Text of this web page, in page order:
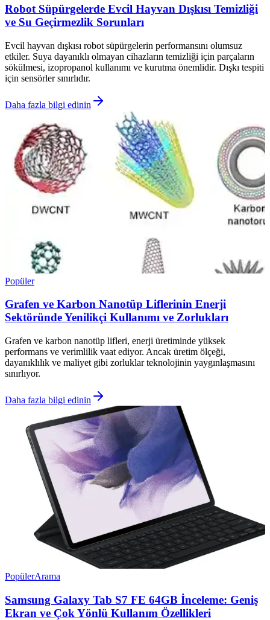
Robot Süpürgelerde Evcil Hayvan Dışkısı Temizliği
ve Su Geçirmezlik Sorunları
Evcil hayvan dışkısı robot süpürgelerin performansını olumsuz
etkiler. Suya dayanıklı olmayan cihazların temizliği için parçaların
sökülmesi, izopropanol kullanımı ve kurutma önemlidir. Dışkı tespiti
için sensörler sınırlıdır.
Daha fazla bilgi edinin
Popüler
Grafen ve Karbon Nanotüp Liflerinin Enerji
Sektöründe Yenilikçi Kullanımı ve Zorlukları
Grafen ve karbon nanotüp lifleri, enerji üretiminde yüksek
performans ve verimlilik vaat ediyor. Ancak üretim ölçeği,
dayanıklılık ve maliyet gibi zorluklar teknolojinin yaygınlaşmasını
sınırlıyor.
Daha fazla bilgi edinin
PopülerArama
Samsung Galaxy Tab S7 FE 64GB İnceleme: Geniş
Ekran ve Çok Yönlü Kullanım Özellikleri